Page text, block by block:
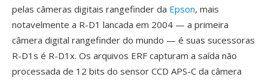
pelas câmeras digitais rangefinder da Epson, mais
notavelmente a R-D1 lancada em 2004 — a primeira
câmera digital rangefinder do mundo — é suas sucessoras
R-D1s é R-D1x. Os arquivos ERF capturam a saída não
processada de 12 bits do sensor CCD APS-C da câmera